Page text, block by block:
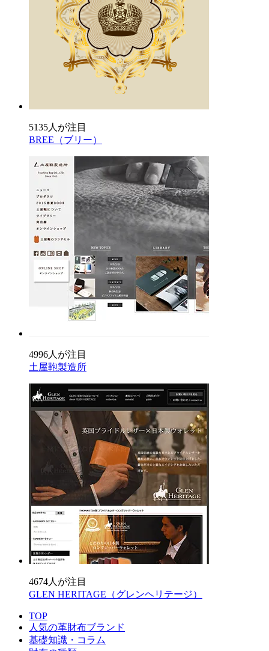
5135人が注目
BREE（ブリー）
4996人が注目
土屋鞄製造所
4674人が注目
GLEN HERITAGE（グレンヘリテージ）
TOP
人気の革財布ブランド
基礎知識・コラム